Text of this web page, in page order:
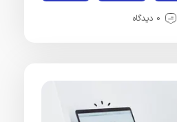
0 دیدگاه